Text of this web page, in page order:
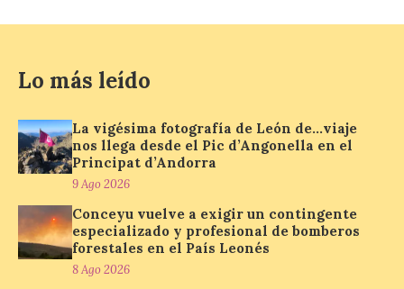
La vigésima fotografía de
desde el Pic d’Angonella
en el Principat d’Andorra
9 Ago 2026
Nueva edición de León
de…viaje. Una iniciativa
organizado por la sección
juvenil de la Asociación
Lo más leído
La vigésima fotografía de León de…viaje
nos llega desde el Pic d’Angonella en el
Principat d’Andorra
9 Ago 2026
Conceyu vuelve a exigir un contingente
especializado y profesional de bomberos
forestales en el País Leonés
8 Ago 2026